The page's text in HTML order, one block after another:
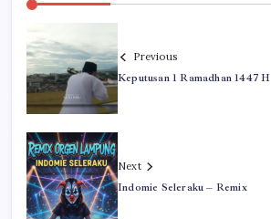
Previous
Keputusan 1 Ramadhan 1447 H
Next
Indomie Seleraku – Remix